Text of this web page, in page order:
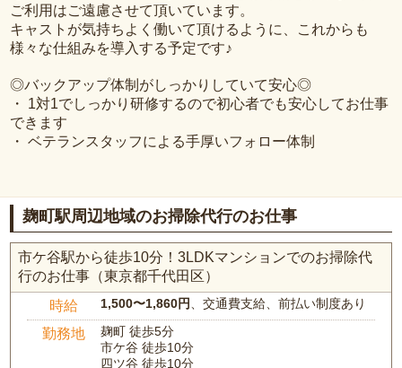
ご利用はご遠慮させて頂いています。
キャストが気持ちよく働いて頂けるように、これからも
様々な仕組みを導入する予定です♪
◎バックアップ体制がしっかりしていて安心◎
・ 1対1でしっかり研修するので初心者でも安心してお仕事
できます
・ ベテランスタッフによる手厚いフォロー体制
麹町駅周辺地域のお掃除代行のお仕事
市ケ谷駅から徒歩10分！3LDKマンションでのお掃除代
行のお仕事（東京都千代田区）
時給 1,500〜1,860円、交通費支給、前払い制度あり
勤務地
麹町 徒歩5分
市ケ谷 徒歩10分
四ツ谷 徒歩10分